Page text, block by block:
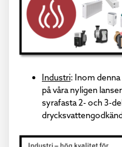
Industri: Inom
på våra nyligen
syrafasta 2- och 3-